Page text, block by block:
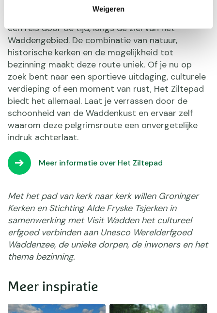
Weigeren
Het Ziltepad is meer dan een wandeltocht; het is
een reis door de tijd, langs de ziel van het
Waddengebied. De combinatie van natuur,
historische kerken en de mogelijkheid tot
bezinning maakt deze route uniek. Of je nu op
zoek bent naar een sportieve uitdaging, culturele
verdieping of een moment van rust, Het Ziltepad
biedt het allemaal. Laat je verrassen door de
schoonheid van de Waddenkust en ervaar zelf
waarom deze pelgrimsroute een onvergetelijke
indruk achterlaat.
Meer informatie over Het Ziltepad
Met het pad van kerk naar kerk willen Groninger
Kerken en Stichting Alde Fryske Tsjerken in
samenwerking met Visit Wadden het cultureel
erfgoed verbinden aan Unesco Werelderfgoed
Waddenzee, de unieke dorpen, de inwoners en het
thema bezinning.
Meer inspiratie